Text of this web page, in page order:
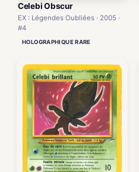
Celebi Obscur
EX : Légendes Oubliées · 2005 ·
#4
HOLOGRAPHIQUE RARE